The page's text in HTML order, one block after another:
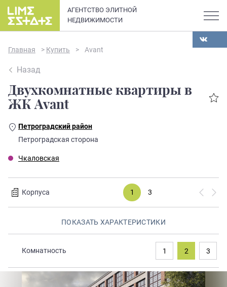
АГЕНТСТВО ЭЛИТНОЙ
НЕДВИЖИМОСТИ
О компании
Элитная недвижимость в
Санкт-Петербурге: каталог
премиум-класса
Продать
Сдать
Закрытые продажи
Главная > Купить > Avant
Назад
Двухкомнатные квартиры в
ЖК Avant
Петроградский район
Петроградская сторона
Чкаловская
Корпуса 1 3
ПОКАЗАТЬ ХАРАКТЕРИСТИКИ
Комнатность 1 2 3